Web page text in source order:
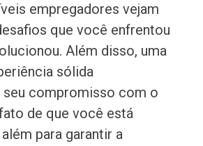
empregadores vejam
que você enfrentou
Além disso, uma
sólida
seu compromisso com o
de que você está
para garantir a